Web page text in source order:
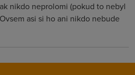
nikdo neprolomi (pokud to nebyl
asi si ho ani nikdo nebude